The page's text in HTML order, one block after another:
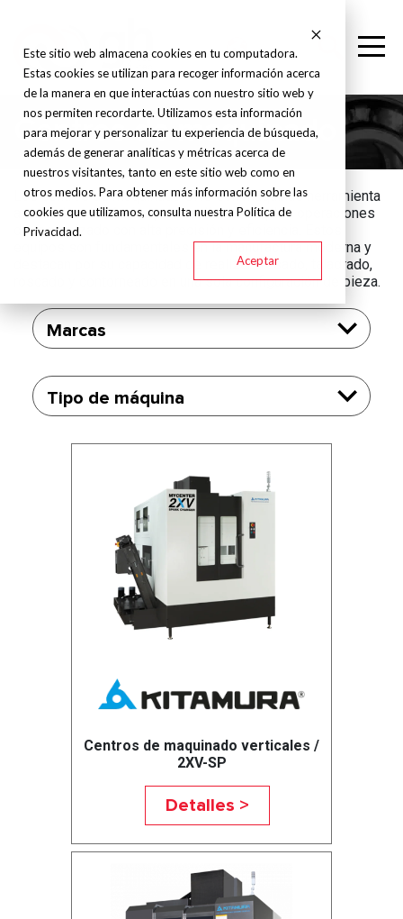
Este sitio web almacena cookies en tu computadora.
Estas cookies se utilizan para recoger información acerca
de la manera en que interactúas con nuestro sitio web y
nos permiten recordarte. Utilizamos esta información
para mejorar y personalizar tu experiencia de búsqueda,
además de generar analíticas y métricas acerca de
nuestros visitantes, tanto en este sitio web como en
otros medios. Para obtener más información sobre las
cookies que utilizamos, consulta nuestra Política de
Privacidad.
Aceptar
Centros de maquinado
Los centros de maquinado CNC son máquinas herramienta
avanzadas diseñadas para realizar múltiples operaciones
de mecanizado con alta precisión y eficiencia. Estos
equipos son fundamentales en la manufactura moderna y
destacan por su capacidad de realizar fresado, taladrado,
roscado y contorneado en una sola configuración de pieza.
Marcas
Tipo de máquina
Centros de maquinado verticales /
2XV-SP
Detalles >